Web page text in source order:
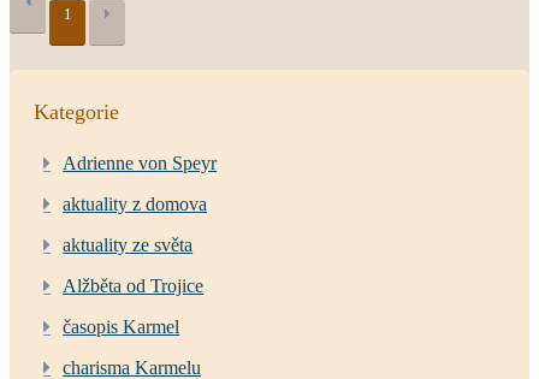
1
Kategorie
Adrienne von Speyr
aktuality z domova
aktuality ze světa
Alžběta od Trojice
časopis Karmel
charisma Karmelu